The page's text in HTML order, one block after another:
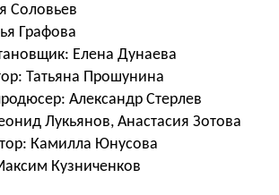
Соловьев
Графова
Елена Дунаева
Татьяна Прошунина
Александр Стерлев
Лукьянов, Анастасия Зотова
Камилла Юнусова
Кузниченков